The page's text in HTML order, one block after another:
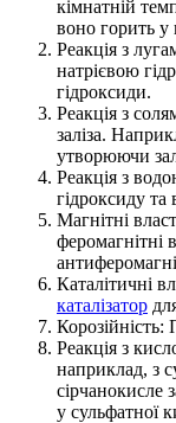
кімнатній
воно горить у
Реакція з
натрієвою
гідроксиди.
Реакція з
заліза.
утворюючи
Реакція з
гідроксиду
Магнітні
феромагнітні
Каталітичні
каталізатор
Корозійність:
Реакція з
наприклад, з
сірчанокисле
у сульфатної